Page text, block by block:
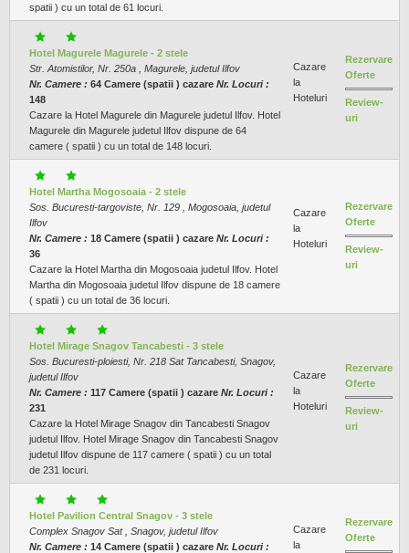
spatii ) cu un total de 61 locuri.
Hotel Magurele Magurele - 2 stele
Str. Atomistilor, Nr. 250a , Magurele, judetul Ilfov
Nr. Camere : 64 Camere (spatii ) cazare Nr. Locuri :
148
Cazare la Hotel Magurele din Magurele judetul Ilfov. Hotel
Magurele din Magurele judetul Ilfov dispune de 64
camere ( spatii ) cu un total de 148 locuri.
Cazare
la
Hoteluri
Rezervare
Oferte
Review-
uri
Hotel Martha Mogosoaia - 2 stele
Sos. Bucuresti-targoviste, Nr. 129 , Mogosoaia, judetul
Ilfov
Nr. Camere : 18 Camere (spatii ) cazare Nr. Locuri :
36
Cazare la Hotel Martha din Mogosoaia judetul Ilfov. Hotel
Martha din Mogosoaia judetul Ilfov dispune de 18 camere
( spatii ) cu un total de 36 locuri.
Cazare
la
Hoteluri
Rezervare
Oferte
Review-
uri
Hotel Mirage Snagov Tancabesti - 3 stele
Sos. Bucuresti-ploiesti, Nr. 218 Sat Tancabesti, Snagov,
judetul Ilfov
Nr. Camere : 117 Camere (spatii ) cazare Nr. Locuri :
231
Cazare la Hotel Mirage Snagov din Tancabesti Snagov
judetul Ilfov. Hotel Mirage Snagov din Tancabesti Snagov
judetul Ilfov dispune de 117 camere ( spatii ) cu un total
de 231 locuri.
Cazare
la
Hoteluri
Rezervare
Oferte
Review-
uri
Hotel Pavilion Central Snagov - 3 stele
Complex Snagov Sat , Snagov, judetul Ilfov
Nr. Camere : 14 Camere (spatii ) cazare Nr. Locuri :
Cazare
la
Rezervare
Oferte